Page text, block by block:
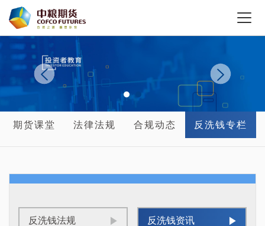
期货课堂 法律法规 合规动态 反洗钱专栏
反洗钱法规 反洗钱资讯